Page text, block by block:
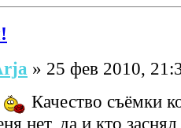
» 25 фев 2010,
Качество съёмки
нет, да и кто заснял